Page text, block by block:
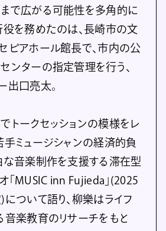
で広がる可能性を多角的に
役を務めたのは、長崎市の文
ピアホール館長で、市内の公
ンターの指定管理を行う、
出口亮太。
トークセッションの模様をレ
手ミュージシャンの経済的負
な音楽制作を支援する滞在型
「MUSIC inn Fujieda」(2025
ついて語り、柳樂はライフ
音楽教育のリサーチをもと